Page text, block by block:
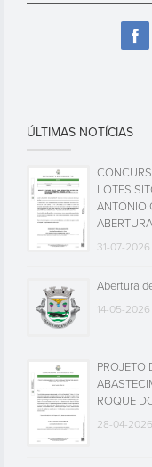
ÚLTIMAS NOTÍCIAS
LOTES
ANTÓNIO
31-07-2026
Abertura
14-05-2026
PROJETO
ROQUE
28-04-2026